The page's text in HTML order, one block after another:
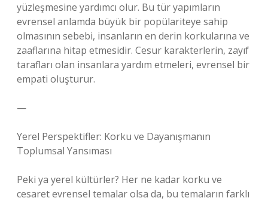
yüzleşmesine yardımcı olur. Bu tür yapımların
evrensel anlamda büyük bir popülariteye sahip
olmasının sebebi, insanların en derin korkularına ve
zaaflarına hitap etmesidir. Cesur karakterlerin, zayıf
tarafları olan insanlara yardım etmeleri, evrensel bir
empati oluşturur.
—
Yerel Perspektifler: Korku ve Dayanışmanın
Toplumsal Yansıması
Peki ya yerel kültürler? Her ne kadar korku ve
cesaret evrensel temalar olsa da, bu temaların farklı